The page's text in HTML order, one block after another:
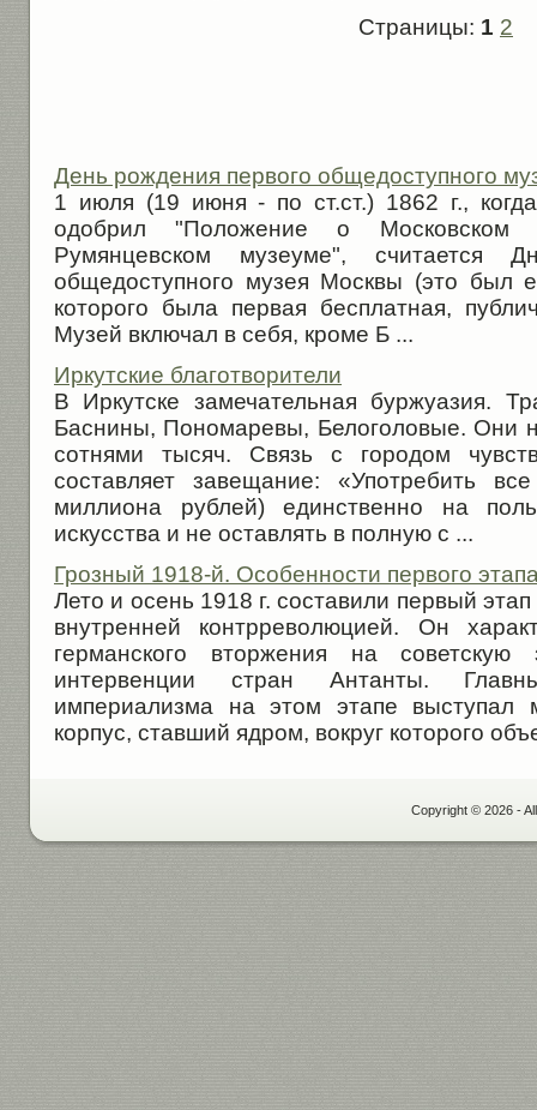
Страницы: 1 2
День рождения первого общедоступного
1 июля (19 июня - по ст.ст.) 1862 г.,
одобрил "Положение о Московском
Румянцевском музеуме", считается
общедоступного музея Москвы (это был
которого была первая бесплатная,
Музей включал в себя, кроме Б ...
Иркутские благотворители
В Иркутске замечательная буржуазия.
Баснины, Пономаревы, Белоголовые. Они
сотнями тысяч. Связь с городом
составляет завещание: «Употребить
миллиона рублей) единственно на
искусства и не оставлять в полную с ...
Грозный 1918-й. Особенности первого
Лето и осень 1918 г. составили первый
внутренней контрреволюцией. Он
германского вторжения на советскую
интервенции стран Антанты.
империализма на этом этапе выступал
корпус, ставший ядром, вокруг которого
Copyright © 2026 -